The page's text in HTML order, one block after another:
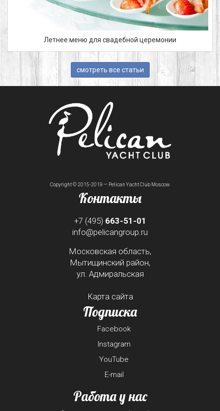
Летнее меню для свадебной церемонии
смотреть все статьи
Copyright © 2015-2019 — Pelican Yacht Club Moscow
Контакты
+7 (495) 663-51-01
info@pelicangroup.ru
Московская область,
Мытищинский район,
ул. Адмиральская
Карта сайта
Подписка
Facebook
Instagram
YouTube
E-mail
Работа у нас